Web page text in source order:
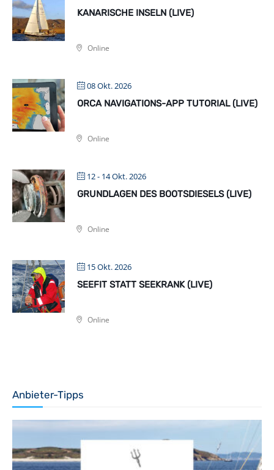
KANARISCHE INSELN (LIVE)
Online
08 Okt. 2026
ORCA NAVIGATIONS-APP TUTORIAL (LIVE)
Online
12 - 14 Okt. 2026
GRUNDLAGEN DES BOOTSDIESELS (LIVE)
Online
15 Okt. 2026
SEEFIT STATT SEEKRANK (LIVE)
Online
Anbieter-Tipps